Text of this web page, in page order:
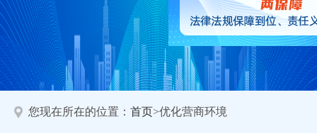
您现在所在的位置： 首页>优化营商环境